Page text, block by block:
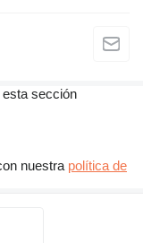
sección
nuestra política de